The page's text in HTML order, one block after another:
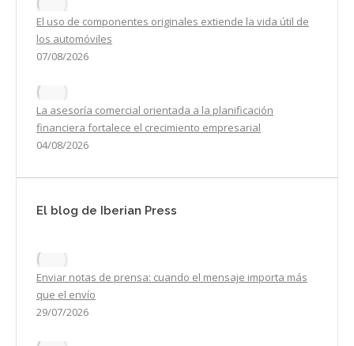
El uso de componentes originales extiende la vida útil de
los automóviles
07/08/2026
La asesoría comercial orientada a la planificación
financiera fortalece el crecimiento empresarial
04/08/2026
El blog de Iberian Press
Enviar notas de prensa: cuando el mensaje importa más
que el envío
29/07/2026